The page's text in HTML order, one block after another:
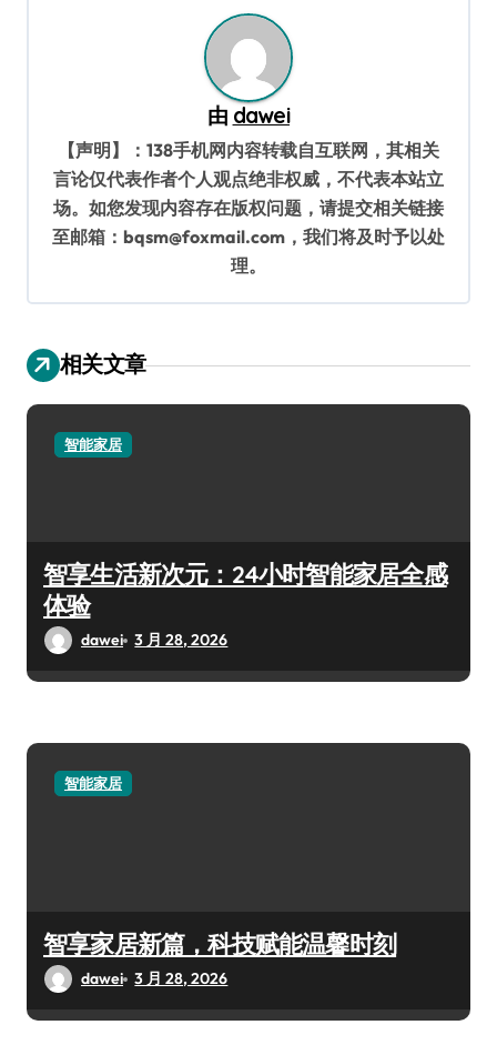
由 dawei
【声明】：138手机网内容转载自互联网，其相关
言论仅代表作者个人观点绝非权威，不代表本站立
场。如您发现内容存在版权问题，请提交相关链接
至邮箱：bqsm@foxmail.com，我们将及时予以处
理。
相关文章
智能家居
智享生活新次元：24小时智能家居全感
体验
dawei 3 月 28, 2026
智能家居
智享家居新篇，科技赋能温馨时刻
dawei 3 月 28, 2026